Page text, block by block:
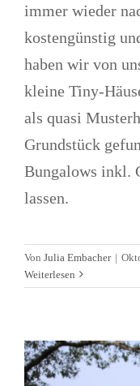
immer wieder
kostengünstig
haben wir von
kleine Tiny-
als quasi
Grundstück
Bungalows inkl.
lassen.
Von Julia Embacher |
Weiterlesen
Allgemein